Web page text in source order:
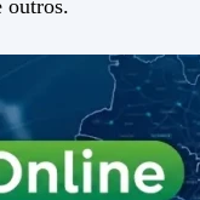
outros.